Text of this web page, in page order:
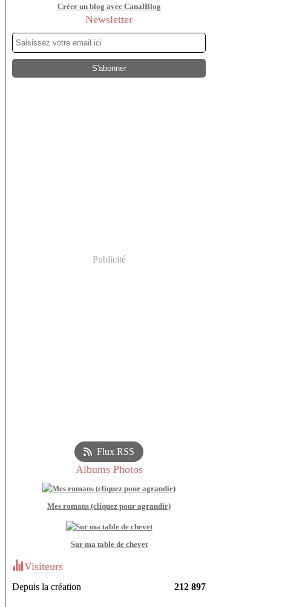
Créer un blog avec CanalBlog
Newsletter
Publicité
Flux RSS
Albums Photos
Mes romans (cliquez pour agrandir)
Sur ma table de chevet
Visiteurs
Depuis la création 212 897